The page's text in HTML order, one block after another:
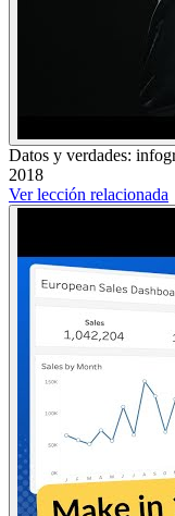
Datos y verdades:
2018
Ver lección relacionada